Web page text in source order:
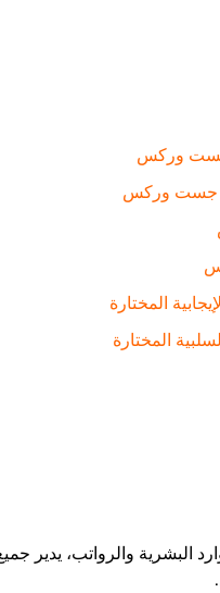
جست وركس
جست وركس
المختارة
المختارة
والرواتب، يدير